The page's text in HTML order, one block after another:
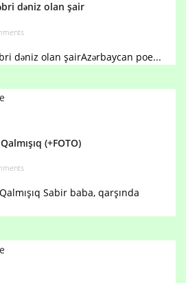
dəniz olan şair
dəniz olan şair ​Azərbaycan poe...
(+FOTO)
Sabir baba, qarşında